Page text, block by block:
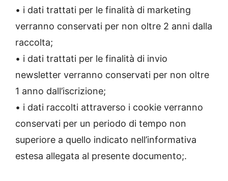
• i dati trattati per le finalità di marketing
verranno conservati per non oltre 2 anni dalla
raccolta;
• i dati trattati per le finalità di invio
newsletter verranno conservati per non oltre
1 anno dall’iscrizione;
• i dati raccolti attraverso i cookie verranno
conservati per un periodo di tempo non
superiore a quello indicato nell’informativa
estesa allegata al presente documento;.